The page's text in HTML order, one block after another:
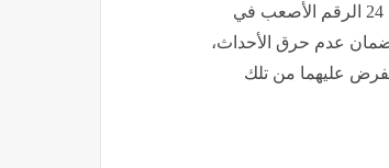
هذا التواجد القوي عبر الشاشات والمنصات جعل من مسلسل اللعبة الحلقة 24 الرقم الأصعب في
عدم حرق الأحداث،
عليهما من تلك